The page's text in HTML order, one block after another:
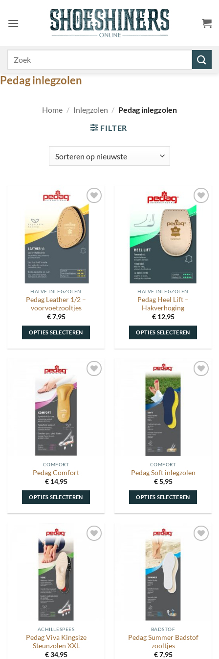
naar
inhoud
Pedag inlegzolen
Home / Inlegzolen / Pedag inlegzolen
FILTER
Toevoegen
aan
wenslijst
HALVE INLEGZOLEN
Pedag Leather 1/2 –
voorvoetzooltjes
€7,95
OPTIES SELECTEREN
heeft
meerdere
variaties.
Deze
optie
kan
gekozen
worden
op
de
productpagina
Toevoegen
aan
wenslijst
HALVE INLEGZOLEN
Pedag Heel Lift –
Hakverhoging
€12,95
OPTIES SELECTEREN
heeft
meerdere
variaties.
Deze
optie
kan
gekozen
op
de
productpagina
Toevoegen
COMFORT
Pedag Comfort
€14,95
OPTIES SELECTEREN
heeft
meerdere
variaties.
Deze
optie
kan
gekozen
worden
op
de
productpagina
Toevoegen
COMFORT
Pedag Soft inlegzolen
€5,95
OPTIES SELECTEREN
heeft
meerdere
variaties.
Deze
optie
kan
gekozen
op
de
productpagina
ACHILLESPEES
Pedag Viva Kingsize
Steunzolen XXL
€34,95
Toevoegen
BADSTOF
Pedag Summer Badstof
zooltjes
€7,95